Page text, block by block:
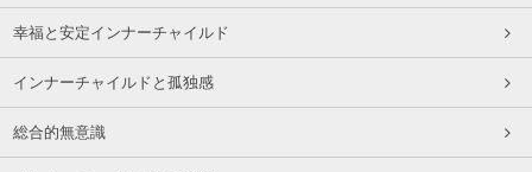
幸福と安定インナーチャイルド
インナーチャイルドと孤独感
総合的無意識